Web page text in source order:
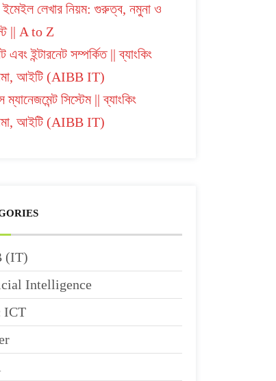
ইমেইল লেখার নিয়ম: গুরুত্ব, নমুনা ও
|| A to Z
এবং ইন্টারনেট সম্পর্কিত || ব্যাংকিং
আইটি (AIBB IT)
ম্যানেজমেন্ট সিস্টেম || ব্যাংকিং
আইটি (AIBB IT)
(IT)
Intelligence
ICT